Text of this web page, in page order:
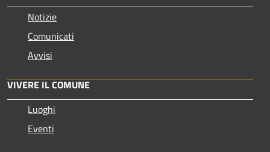
Notizie
Comunicati
Avvisi
VIVERE IL COMUNE
Luoghi
Eventi